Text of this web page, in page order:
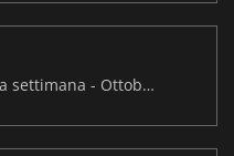
Le uscite videoludiche di questa settimana - Ottobre 2025 (Settimana 41)